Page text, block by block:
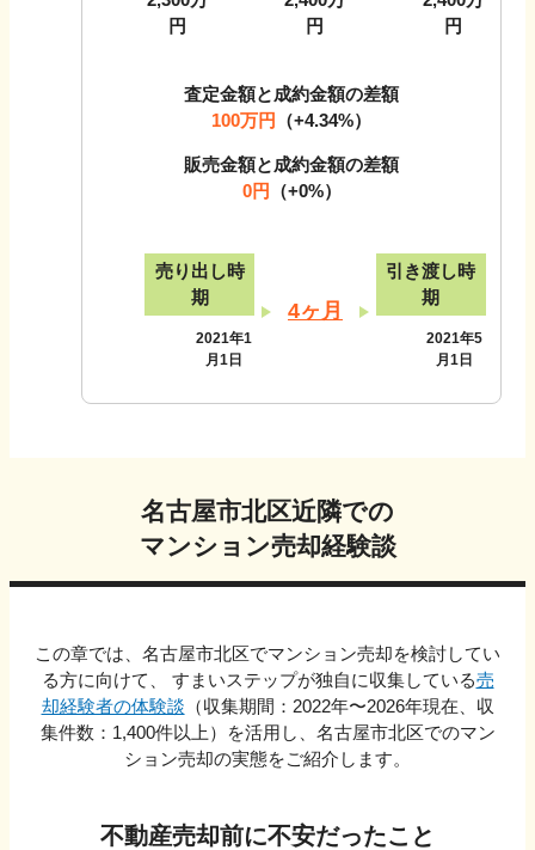
円
円
円
査定金額と成約金額の差額
100万円
（+4.34%）
販売金額と成約金額の差額
0円 （+0%）
売り出し時
期
2021年1
月1日
4ヶ月
引き渡し時
期
2021年5
月1日
名古屋市北区近隣での
マンション売却経験談
この章では、 名古屋市北区でマンション売却を検討してい
る方に向けて、 すまいステップが独自に収集している売
却経験者の体験談 （収集期間：2022年〜2026年現在、収
集件数： 1,400件以上）を活用し、 名古屋市北区でのマン
ション売却の実態をご紹介します。
不動産売却前に不安だったこと